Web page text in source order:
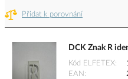
Přidat k porovnání
DCK Znak R
Kód ELFETEX
EAN